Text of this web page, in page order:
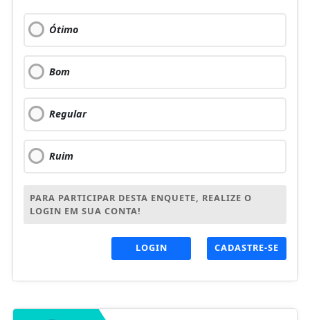
Ótimo
Bom
Regular
Ruim
PARA PARTICIPAR DESTA ENQUETE, REALIZE O
LOGIN EM SUA CONTA!
LOGIN CADASTRE-SE